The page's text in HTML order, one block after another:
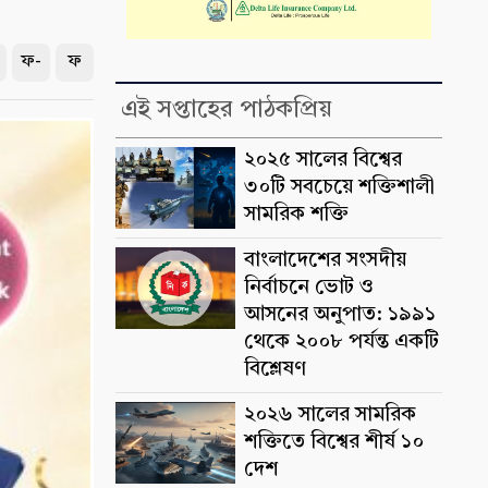
ফ- ফ
এই সপ্তাহের পাঠকপ্রিয়
২০২৫ সালের বিশ্বের
৩০টি সবচেয়ে শক্তিশালী
সামরিক শক্তি
বাংলাদেশের সংসদীয়
নির্বাচনে ভোট ও
আসনের অনুপাত: ১৯৯১
থেকে ২০০৮ পর্যন্ত একটি
বিশ্লেষণ
২০২৬ সালের সামরিক
শক্তিতে বিশ্বের শীর্ষ ১০
দেশ